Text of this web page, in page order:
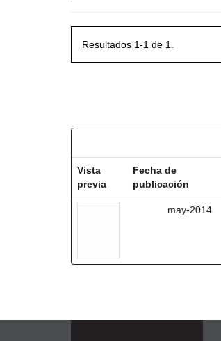
Resultados 1-1 de 1.
Vista
previa
Fecha de
publicación
may-2014